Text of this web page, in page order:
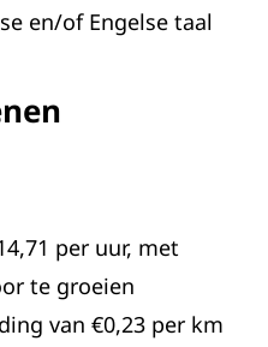
en/of Engelse taal
per uur, met
te groeien
van €0,23 per km